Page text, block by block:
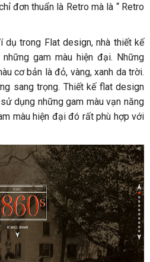
đơn thuẩn là Retro mà là “ Retro
dụ trong Flat design, nhà thiết kế
gam màu hiện đại. Những
cơ bản là đỏ, vàng, xanh da trời.
sang trọng. Thiết kế flat design
dụng những gam màu vạn năng
màu hiện đại đó rất phù hợp với